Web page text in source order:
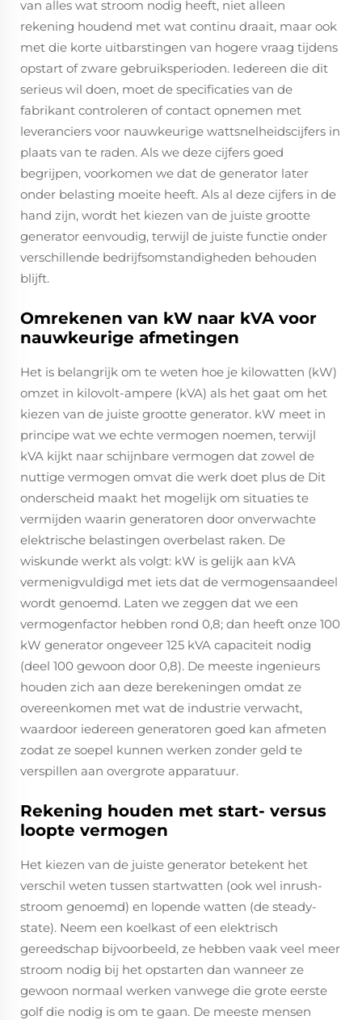
van alles wat stroom nodig heeft, niet alleen
rekening houdend met wat continu draait, maar ook
met die korte uitbarstingen van hogere vraag tijdens
opstart of zware gebruiksperioden. Iedereen die dit
serieus wil doen, moet de specificaties van de
fabrikant controleren of contact opnemen met
leveranciers voor nauwkeurige wattsnelheidscijfers in
plaats van te raden. Als we deze cijfers goed
begrijpen, voorkomen we dat de generator later
onder belasting moeite heeft. Als al deze cijfers in de
hand zijn, wordt het kiezen van de juiste grootte
generator eenvoudig, terwijl de juiste functie onder
verschillende bedrijfsomstandigheden behouden
blijft.
Omrekenen van kW naar kVA voor
nauwkeurige afmetingen
Het is belangrijk om te weten hoe je kilowatten (kW)
omzet in kilovolt-ampere (kVA) als het gaat om het
kiezen van de juiste grootte generator. kW meet in
principe wat we echte vermogen noemen, terwijl
kVA kijkt naar schijnbare vermogen dat zowel de
nuttige vermogen omvat die werk doet plus de Dit
onderscheid maakt het mogelijk om situaties te
vermijden waarin generatoren door onverwachte
elektrische belastingen overbelast raken. De
wiskunde werkt als volgt: kW is gelijk aan kVA
vermenigvuldigd met iets dat de vermogensaandeel
wordt genoemd. Laten we zeggen dat we een
vermogenfactor hebben rond 0,8; dan heeft onze 100
kW generator ongeveer 125 kVA capaciteit nodig
(deel 100 gewoon door 0,8). De meeste ingenieurs
houden zich aan deze berekeningen omdat ze
overeenkomen met wat de industrie verwacht,
waardoor iedereen generatoren goed kan afmeten
zodat ze soepel kunnen werken zonder geld te
verspillen aan overgrote apparatuur.
Rekening houden met start- versus
loopte vermogen
Het kiezen van de juiste generator betekent het
verschil weten tussen startwatten (ook wel inrush-
stroom genoemd) en lopende watten (de steady-
state). Neem een koelkast of een elektrisch
gereedschap bijvoorbeeld, ze hebben vaak veel meer
stroom nodig bij het opstarten dan wanneer ze
gewoon normaal werken vanwege die grote eerste
golf die nodig is om te gaan. De meeste mensen